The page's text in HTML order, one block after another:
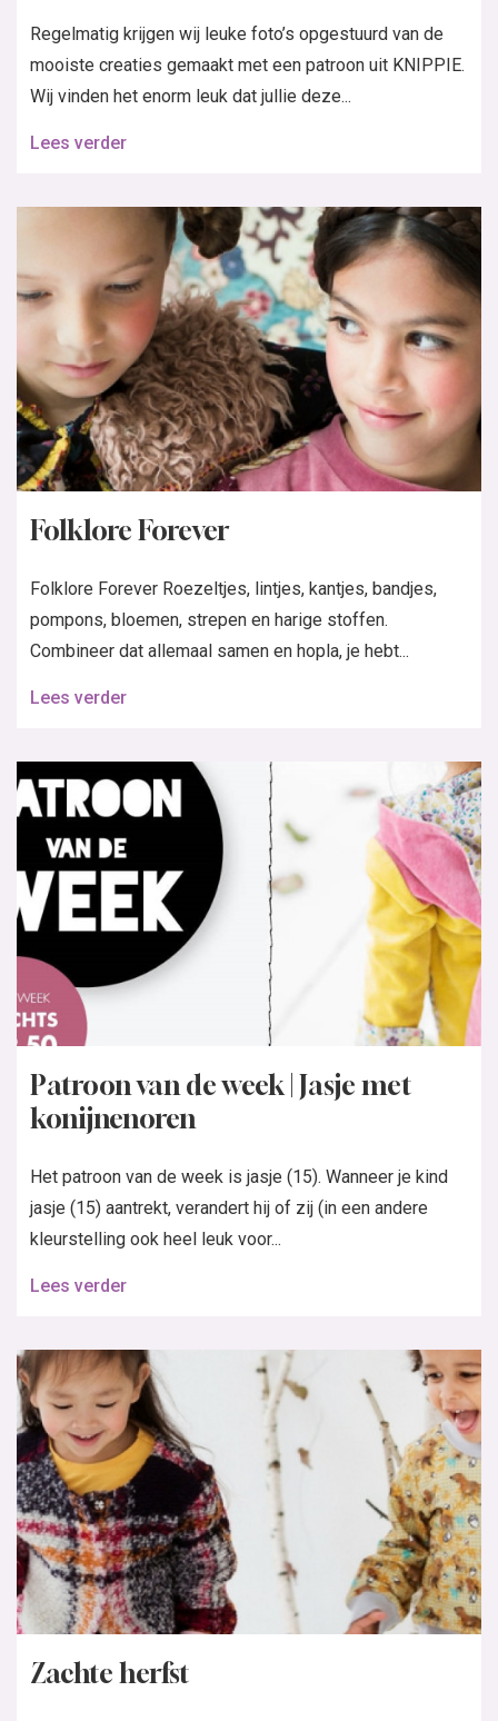
Regelmatig krijgen wij leuke foto’s opgestuurd van de
mooiste creaties gemaakt met een patroon uit KNIPPIE.
Wij vinden het enorm leuk dat jullie deze...
Lees verder
Folklore Forever
Folklore Forever Roezeltjes, lintjes, kantjes, bandjes,
pompons, bloemen, strepen en harige stoffen.
Combineer dat allemaal samen en hopla, je hebt...
Lees verder
Patroon van de week | Jasje met
konijnenoren
Het patroon van de week is jasje (15). Wanneer je kind
jasje (15) aantrekt, verandert hij of zij (in een andere
kleurstelling ook heel leuk voor...
Lees verder
Zachte herfst